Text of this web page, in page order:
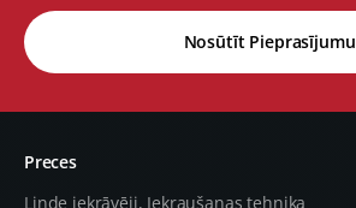
Nosūtīt Pieprasījumu
Preces
Linde iekrāvēji, Iekraušanas tehnika